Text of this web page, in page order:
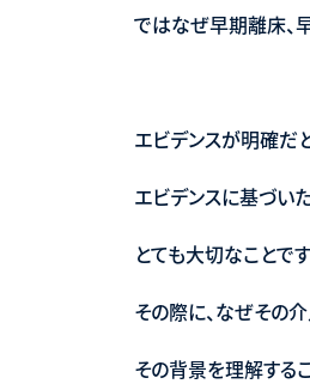
ではなぜ早期離床、
エビデンスが明確だ
エビデンスに基づい
とても大切なことです
その際に、なぜその
その背景を理解する